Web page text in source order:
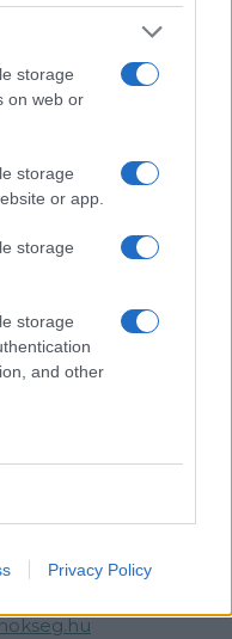
storage
on web or
storage
or app.
storage
storage
and other
Privacy Policy
indokolt
közleményt
linkekkel
angol nyelvtudás
iránt
készség
kizárólag e-mailben